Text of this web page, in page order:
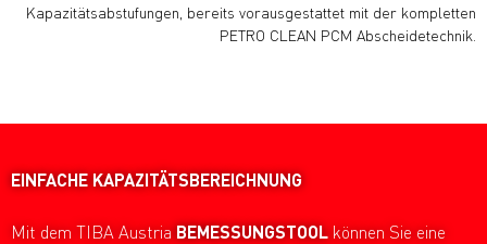
Kapazitätsabstufungen, bereits vorausgestattet mit der kompletten
PETRO CLEAN PCM Abscheidetechnik.
EINFACHEKAPAZITÄTSBEREICHNUNG
Mit dem TIBA AustriaBEMESSUNGSTOOL können Sie eine